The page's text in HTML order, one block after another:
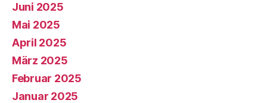
Juni 2025
Mai 2025
April 2025
März 2025
Februar 2025
Januar 2025